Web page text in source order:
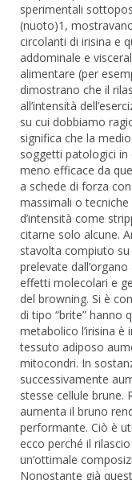
sperimentali
(nuoto)1,
circolanti di irisina e
addominale e
alimentare (per
dimostrano che il
all’intensità
su cui dobbiamo
significa che la
soggetti patologici in
meno efficace da
a schede di forza
massimali o tecniche
d’intensità come
citarne solo alcune.
stavolta compiuto
prelevate
effetti molecolari e
del browning. Si è
di tipo “brite” hanno
metabolico l’irisina
tessuto adiposo
mitocondri. In
successivamente
stesse cellule brune.
aumenta il bruno
performante. Ciò è
ecco perché il
un’ottimale
Nonostante già